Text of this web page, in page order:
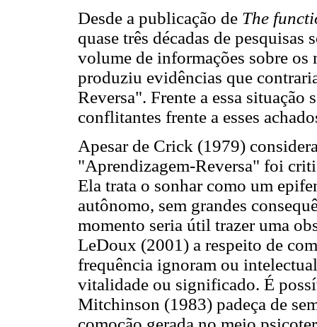
Desde a publicação de The
quase três décadas de pesquisas
volume de informações sobre
produziu evidências que
Reversa". Frente a essa situação
conflitantes frente a esses
Apesar de Crick (1979)
"Aprendizagem-Reversa" foi
Ela trata o sonhar como um
autônomo, sem grandes
momento seria útil trazer uma
LeDoux (2001) a respeito de
frequência ignoram ou
vitalidade ou significado. É
Mitchinson (1983) padeça de